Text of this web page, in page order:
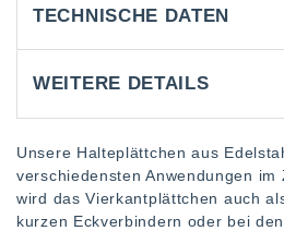
TECHNISCHE DATEN
WEITERE DETAILS
Unsere Halteplättchen aus
verschiedensten Anwendungen
wird das Vierkantplättchen auch
kurzen Eckverbindern oder bei